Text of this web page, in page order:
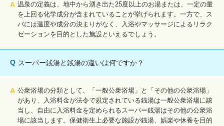
A 温泉の定義は、地中から湧き出た25度以上のお湯または、一定の量
を上回る化学成分が含まれていることが挙げられます。一方で、ス
パには温度や成分の決まりがなく、入浴やマッサージによるリラク
ゼーションを目的とした施設といえるでしょう。
Q スーパー銭湯と銭湯の違いは何ですか？
A 公衆浴場の分類として、「一般公衆浴場」と「その他の公衆浴場」
があり、入浴料金が法令で規定されている銭湯は一般公衆浴場に該
当し、自由に入浴料金を定められるスーパー銭湯はその他の公衆浴
場に該当します。保健衛生上必要な施設が銭湯、娯楽や休養を目的